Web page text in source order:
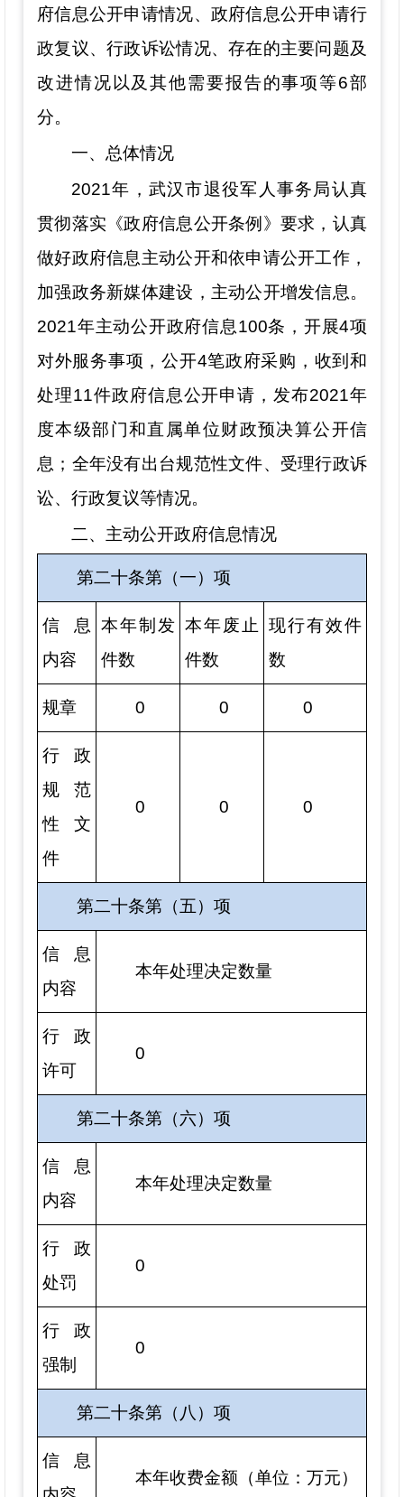
府信息公开申请情况、政府信息公开申请行
政复议、行政诉讼情况、存在的主要问题及
改进情况 以及其他需要报告的事项等6部
分。
一、总体情况
2021年，武汉市退役军人事务局认真
贯彻落实《政府信息公开条例》要求，认真
做好政府信息主动公开和依申请公开工作，
加强政务新媒体建设，主动公开增发信息。
2021年主动公开政府信息100条，开展4项
对外服务事项，公开4笔政府采购，收到和
处理11件政府信息公开申请，发布2021年
度本级部门和直属单位财政预决算公开信
息；全年没有出台规范性文件、受理行政诉
讼、行政复议等情况。
二、主动公开政府信息情况
第二十条第（一）项
信息
内容
本年制发
件数
本年废止
件数
现行有效件
数
规章 0 0 0
行政
规范
性文
件
0 0 0
第二十条第（五）项
信息
内容
本年处理决定数量
行政
许可
0
第二十条第（六）项
信息
内容
本年处理决定数量
行政
处罚
0
行政
强制
0
第二十条第（八）项
信息
本年收费金额（单位：万元）